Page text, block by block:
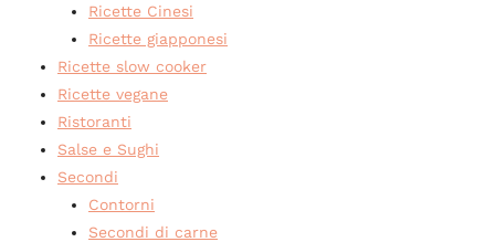
Ricette Cinesi
Ricette giapponesi
Ricette slow cooker
Ricette vegane
Ristoranti
Salse e Sughi
Secondi
Contorni
Secondi di carne